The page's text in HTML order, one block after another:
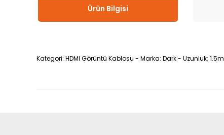
Ürün Bilgisi
Kategori: HDMI Görüntü Kablosu - Marka: Dark - Uzunluk: 1.5m